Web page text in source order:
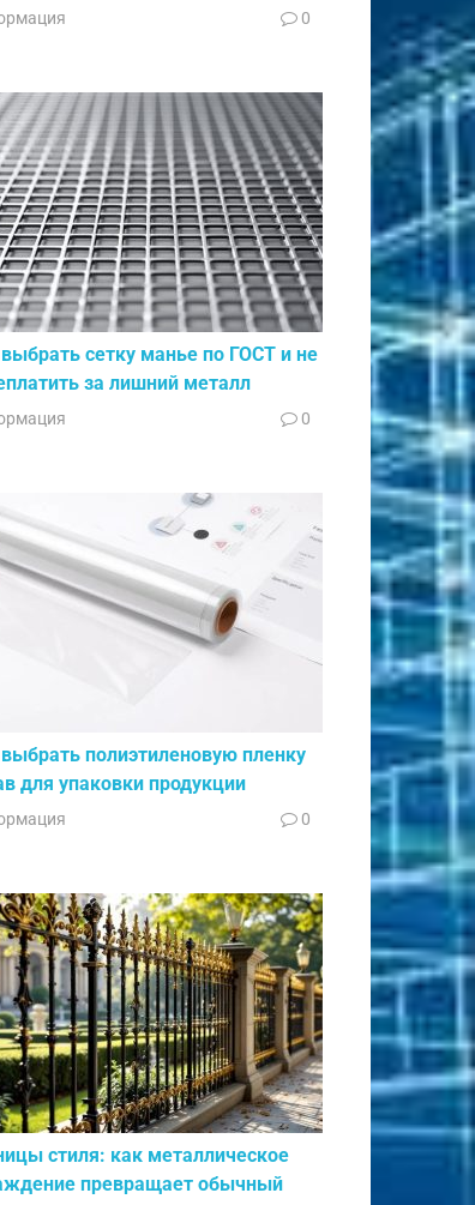
0
сетку манье по ГОСТ и не
за лишний металл
0
полиэтиленовую пленку
для упаковки продукции
0
стиля: как металлическое
превращает обычный